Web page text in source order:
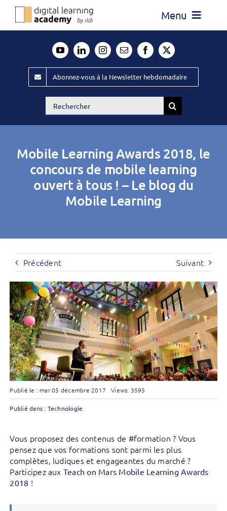
Passer
Menu
Évènements ILDI
Offres d’emploi
Publiez
Contact
Abonnez-vous à la Newsletter hebdomadaire
Rechercher:
Mobile Learning Awards 2018, le
concours de mobile learning
ouvert à tous ! – Le blog du
Mobile Learning
Précédent Suivant
Publié le : mar 05 décembre 2017 Views: 3595
Publié dans : Technologie
Vous proposez des contenus de #formation ? Vous
pensez que vos formations sont parmi les plus
complètes, ludiques et engageantes du marché ?
Participez aux Teach on Mars Mobile Learning Awards
2018 !